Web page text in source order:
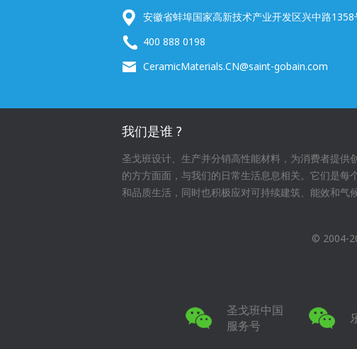
安徽省蚌埠国家高新技术产业开发区兴中路1358
400 888 0198
CeramicMaterials.CN@saint-gobain.com
我们是谁 ?
圣戈班设计、生产并分销高性能材料，为消费者提
的方方面面，与我们的日常生活息息相关。它们是
和品质生活，同时也积极应对可持续建筑、能效和气
© 2004-
圣戈班中国
服务号